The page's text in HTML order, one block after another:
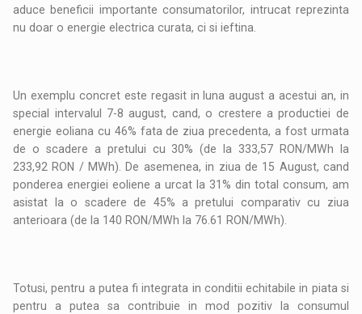
aduce beneficii importante consumatorilor, intrucat reprezinta
nu doar o energie electrica curata, ci si ieftina.
Un exemplu concret este regasit in luna august a acestui an, in
special intervalul 7-8 august, cand, o crestere a productiei de
energie eoliana cu 46% fata de ziua precedenta, a fost urmata
de o scadere a pretului cu 30% (de la 333,57 RON/MWh la
233,92 RON / MWh). De asemenea, in ziua de 15 August, cand
ponderea energiei eoliene a urcat la 31% din total consum, am
asistat la o scadere de 45% a pretului comparativ cu ziua
anterioara (de la 140 RON/MWh la 76.61 RON/MWh).
Totusi, pentru a putea fi integrata in conditii echitabile in piata si
pentru a putea sa contribuie in mod pozitiv la consumul